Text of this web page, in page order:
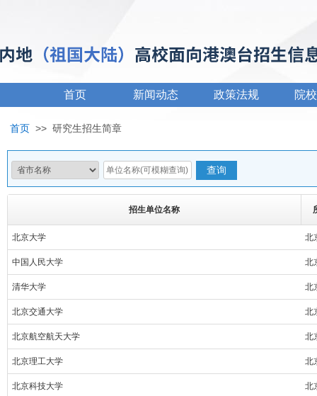
首页 新闻动态 政策法规 院
首页 >> 研究生招生简章
招生单位名称
北京大学 北
中国人民大学 北
清华大学 北
北京交通大学 北
北京航空航天大学 北
北京理工大学 北
北京科技大学 北